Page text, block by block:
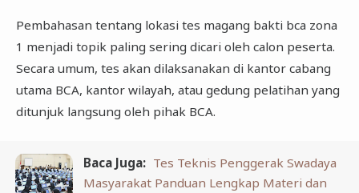
Pembahasan tentang lokasi tes magang bakti bca zona
1 menjadi topik paling sering dicari oleh calon peserta.
Secara umum, tes akan dilaksanakan di kantor cabang
utama BCA, kantor wilayah, atau gedung pelatihan yang
ditunjuk langsung oleh pihak BCA.
Baca Juga: Tes Teknis Penggerak Swadaya
Masyarakat Panduan Lengkap Materi dan